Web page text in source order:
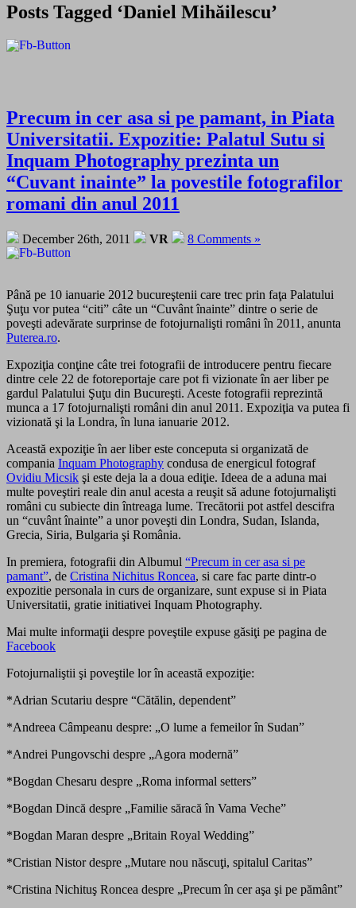
Posts Tagged ‘Daniel Mihăilescu’
Precum in cer asa si pe pamant, in Piata
Universitatii. Expozitie: Palatul Sutu si
Inquam Photography prezinta un
“Cuvant inainte” la povestile fotografilor
romani din anul 2011
December 26th, 2011 VR 8 Comments »
Până pe 10 ianuarie 2012 bucureştenii care trec prin faţa Palatului
Şuţu vor putea “citi” câte un “Cuvânt înainte” dintre o serie de
poveşti adevărate surprinse de fotojurnalişti români în 2011, anunta
Puterea.ro.
Expoziţia conţine câte trei fotografii de introducere pentru fiecare
dintre cele 22 de fotoreportaje care pot fi vizionate în aer liber pe
gardul Palatului Şuţu din Bucureşti. Aceste fotografii reprezintă
munca a 17 fotojurnalişti români din anul 2011. Expoziţia va putea fi
vizionată şi la Londra, în luna ianuarie 2012.
Această expoziţie în aer liber este conceputa si organizată de
compania Inquam Photography condusa de energicul fotograf
Ovidiu Micsik şi este deja la a doua ediţie. Ideea de a aduna mai
multe poveştiri reale din anul acesta a reuşit să adune fotojurnalişti
români cu subiecte din întreaga lume. Trecătorii pot astfel descifra
un “cuvânt înainte” a unor poveşti din Londra, Sudan, Islanda,
Grecia, Siria, Bulgaria şi România.
In premiera, fotografii din Albumul “Precum in cer asa si pe
pamant”, de Cristina Nichitus Roncea, si care fac parte dintr-o
expozitie personala in curs de organizare, sunt expuse si in Piata
Universitatii, gratie initiativei Inquam Photography.
Mai multe informaţii despre poveştile expuse găsiţi pe pagina de
Facebook
Fotojurnaliştii şi poveştile lor în această expoziţie:
*Adrian Scutariu despre “Cătălin, dependent”
*Andreea Câmpeanu despre: „O lume a femeilor în Sudan”
*Andrei Pungovschi despre „Agora modernă”
*Bogdan Chesaru despre „Roma informal setters”
*Bogdan Dincă despre „Familie săracă în Vama Veche”
*Bogdan Maran despre „Britain Royal Wedding”
*Cristian Nistor despre „Mutare nou născuţi, spitalul Caritas”
*Cristina Nichituş Roncea despre „Precum în cer aşa şi pe pământ”